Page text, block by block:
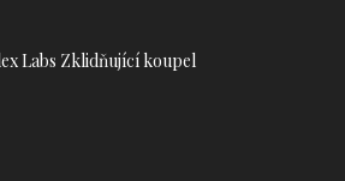
Labs Zklidňující koupel